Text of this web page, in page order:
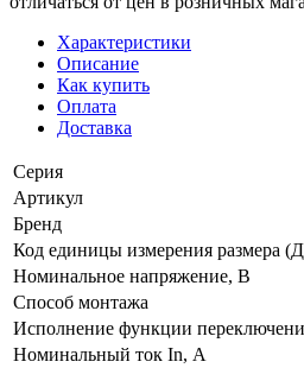
Характеристики
Описание
Как купить
Оплата
Доставка
Серия
Артикул
Бренд
Код единицы измерения размера
Номинальное напряжение, В
Способ монтажа
Исполнение функции
Номинальный ток In, А